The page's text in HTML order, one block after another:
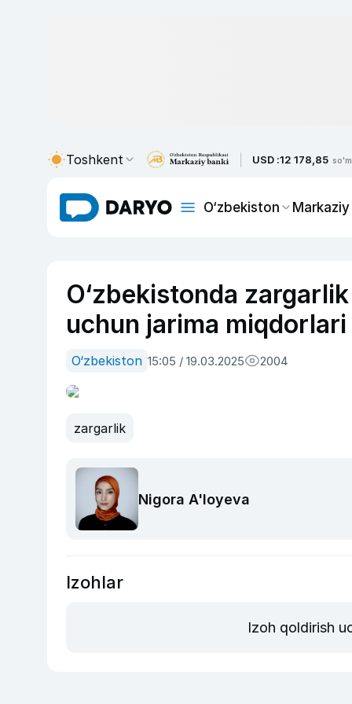
Toshkent USD :12 178,85 so'm
O‘zbekiston
O‘zbekistonda
uchun jarima
O‘zbekiston 15:05 / 19.03.2025 2004
zargarlik
Nigora A'loyeva
Izohlar
Izoh qoldirish